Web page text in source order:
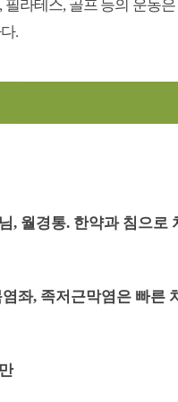
필라테스, 골프 등의 운동
.
, 월경통. 한약과 침으로
좌, 족저근막염은 빠른